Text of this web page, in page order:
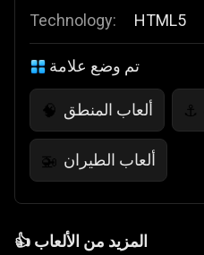
Technology:
HTML5
تم وضع علامة
🧠 ألعاب المنطق ⚓
🚁 ألعاب الطيران
👍 المزيد من الألعاب